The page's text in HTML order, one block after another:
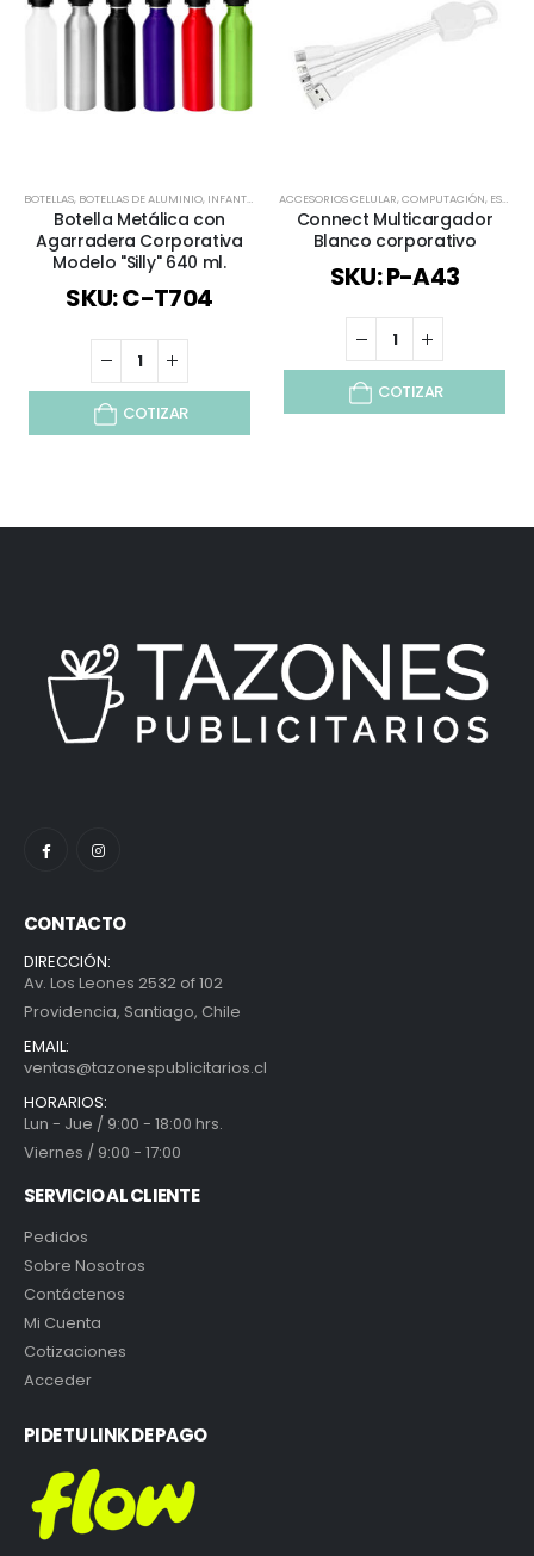
BOTELLAS, BOTELLAS DE ALUMINIO, INFANTIL Y JUVENIL ,TIEMPO LIBRE / OUTDOOR,TODOS,
Botella Metálica con
Agarradera Corporativa
Modelo "Silly" 640 ml.
SKU: C-T704
COTIZAR
ACCESORIOS CELULAR,COMPUTACIÓN, ESPECIAL DÍA DEL MINERO
Connect Multicargador
Blanco corporativo
SKU: P-A43
COTIZAR
CONTACTO
DIRECCIÓN:
Av. Los Leones 2532 of 102
Providencia, Santiago, Chile
EMAIL:
ventas@tazonespublicitarios.cl
HORARIOS:
Lun - Jue / 9:00 - 18:00 hrs.
Viernes / 9:00 - 17:00
SERVICIO AL CLIENTE
Pedidos
Sobre Nosotros
Contáctenos
Mi Cuenta
Cotizaciones
Acceder
PIDE TU LINK DE PAGO